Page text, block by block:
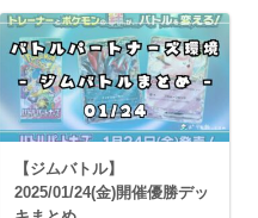
【ジムバトル】
2025/01/24(金)開催優勝デッ